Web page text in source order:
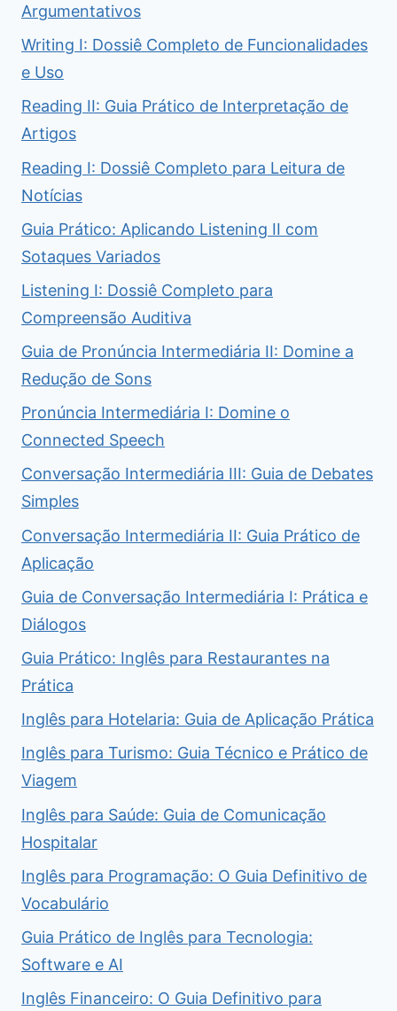
Argumentativos
Writing I: Dossiê Completo de Funcionalidades
e Uso
Reading II: Guia Prático de Interpretação de
Artigos
Reading I: Dossiê Completo para Leitura de
Notícias
Guia Prático: Aplicando Listening II com
Sotaques Variados
Listening I: Dossiê Completo para
Compreensão Auditiva
Guia de Pronúncia Intermediária II: Domine a
Redução de Sons
Pronúncia Intermediária I: Domine o
Connected Speech
Conversação Intermediária III: Guia de Debates
Simples
Conversação Intermediária II: Guia Prático de
Aplicação
Guia de Conversação Intermediária I: Prática e
Diálogos
Guia Prático: Inglês para Restaurantes na
Prática
Inglês para Hotelaria: Guia de Aplicação Prática
Inglês para Turismo: Guia Técnico e Prático de
Viagem
Inglês para Saúde: Guia de Comunicação
Hospitalar
Inglês para Programação: O Guia Definitivo de
Vocabulário
Guia Prático de Inglês para Tecnologia:
Software e AI
Inglês Financeiro: O Guia Definitivo para